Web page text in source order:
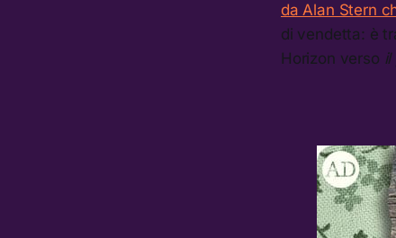
da Alan Stern
di vendetta: è
Horizon verso il